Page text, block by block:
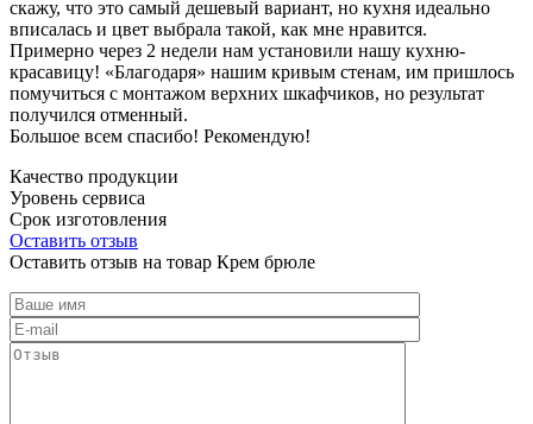
скажу, что это самый дешевый вариант, но кухня идеально
вписалась и цвет выбрала такой, как мне нравится.
Примерно через 2 недели нам установили нашу кухню-
красавицу! «Благодаря» нашим кривым стенам, им пришлось
помучиться с монтажом верхних шкафчиков, но результат
получился отменный.
Большое всем спасибо! Рекомендую!
Качество продукции
Уровень сервиса
Срок изготовления
Оставить отзыв
Оставить отзыв на товар Крем брюле